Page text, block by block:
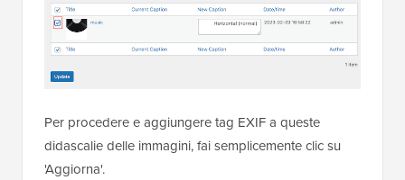
Per procedere e aggiungere tag EXIF a queste
didascalie delle immagini, fai semplicemente clic su
'Aggiorna'.